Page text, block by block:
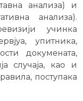
анализа) и
анализа).
учинка
упитника,
докумената,
случаја, као и
поступака